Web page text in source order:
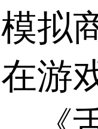
拟
游